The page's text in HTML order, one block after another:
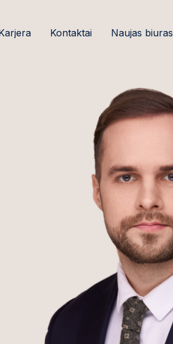
Kontaktai Naujas biuras